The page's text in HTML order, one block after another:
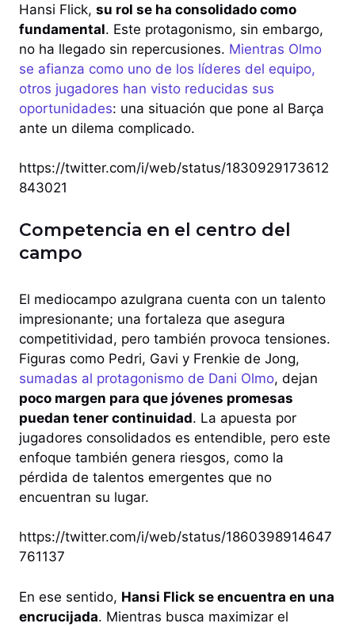
Hansi Flick, su rol se ha consolidado como
fundamental. Este protagonismo, sin embargo,
no ha llegado sin repercusiones. Mientras Olmo
se afianza como uno de los líderes del equipo,
otros jugadores han visto reducidas sus
oportunidades: una situación que pone al Barça
ante un dilema complicado.
https://twitter.com/i/web/status/1830929173612
843021
Competencia en el centro del
campo
El mediocampo azulgrana cuenta con un talento
impresionante; una fortaleza que asegura
competitividad, pero también provoca tensiones.
Figuras como Pedri, Gavi y Frenkie de Jong,
sumadas al protagonismo de Dani Olmo, dejan
poco margen para que jóvenes promesas
puedan tener continuidad. La apuesta por
jugadores consolidados es entendible, pero este
enfoque también genera riesgos, como la
pérdida de talentos emergentes que no
encuentran su lugar.
https://twitter.com/i/web/status/1860398914647
761137
En ese sentido, Hansi Flick se encuentra en una
encrucijada. Mientras busca maximizar el